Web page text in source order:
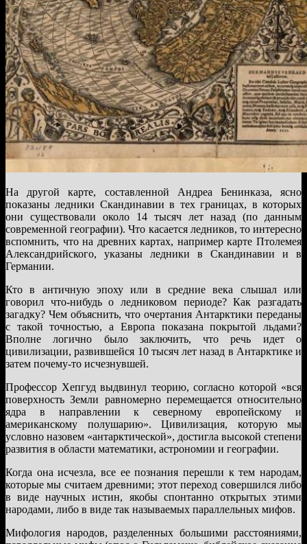
На другой карте, составленной Андреа Бенинказа, ясно
показаны ледники Скандинавии в тех границах, в которых
они существовали около 14 тысяч лет назад (по данным
современной географии). Что касается ледников, то интересно
вспомнить, что на древних картах, например карте Птолемея
Александрийского, указаны ледники в Скандинавии и в
Германии.
Кто в античную эпоху или в средние века слышал или
говорил что-нибудь о ледниковом периоде? Как разгадать
загадку? Чем объяснить, что очертания Антарктики переданы
с такой точностью, а Европа показана покрытой льдами?
Вполне логично было заключить, что речь идет о
цивилизации, развившейся 10 тысяч лет назад в Антарктике и
затем почему-то исчезнувшей.
Профессор Хепгуд выдвинул теорию, согласно которой «вся
поверхность Земли равномерно перемещается относительно
ядра в направлении к северному европейскому и
американскому полушарию». Цивилизация, которую мы
условно назовем «антарктической», достигла высокой степени
развития в области математики, астрономии и географии.
Когда она исчезла, все ее познания перешли к тем народам,
которые мы считаем древними; этот переход совершился либо
в виде научных истин, якобы спонтанно открытых этими
народами, либо в виде так называемых параллельных мифов.
Мифология народов, разделенных большими расстояниями,